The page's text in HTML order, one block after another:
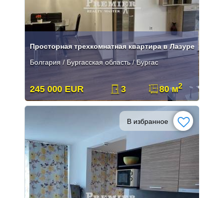
Просторная трехкомнатная квартира в Лазуре
Болгария / Бургасская область / Бургас
245 000 EUR 3 80 м2
В избранное